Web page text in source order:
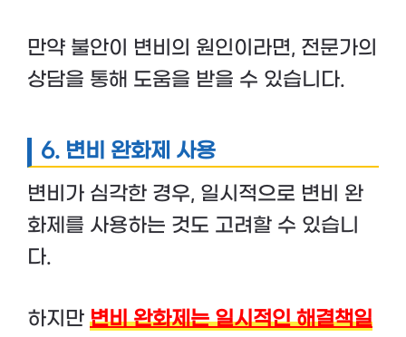
만약 불안이 변비의 원인이라면, 전문가의
상담을 통해 도움을 받을 수 있습니다.
6. 변비 완화제 사용
변비가 심각한 경우, 일시적으로 변비 완
화제를 사용하는 것도 고려할 수 있습니
다.
하지만 변비 완화제는 일시적인 해결책일